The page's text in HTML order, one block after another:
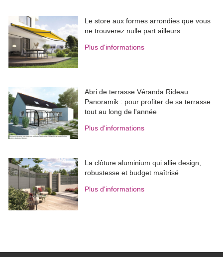
Le store aux formes arrondies que vous
ne trouverez nulle part ailleurs
Plus d'informations
Abri de terrasse Véranda Rideau
Panoramik : pour profiter de sa terrasse
tout au long de l'année
Plus d'informations
La clôture aluminium qui allie design,
robustesse et budget maîtrisé
Plus d'informations